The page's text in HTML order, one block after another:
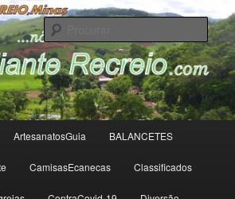
ArtesanatosGuia BALANCETES
CamisasEcanecas Classificados